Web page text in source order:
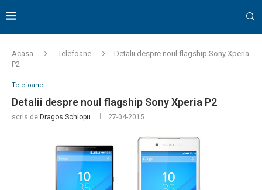
Acasa Telefoane
Detalii despre noul flagship Sony Xperia
P2
Telefoane
Detalii despre noul flagship Sony Xperia P2
scris de Dragos Schiopu 27-04-2015